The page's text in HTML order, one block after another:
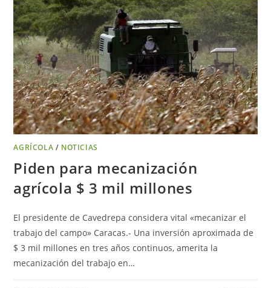
AGRÍCOLA / NOTICIAS
Piden para mecanización
agrícola $ 3 mil millones
El presidente de Cavedrepa considera vital «mecanizar el
trabajo del campo» Caracas.- Una inversión aproximada de
$ 3 mil millones en tres años continuos, amerita la
mecanización del trabajo en…